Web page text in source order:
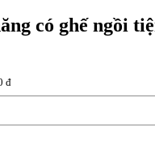
có ghế ngồi
đ